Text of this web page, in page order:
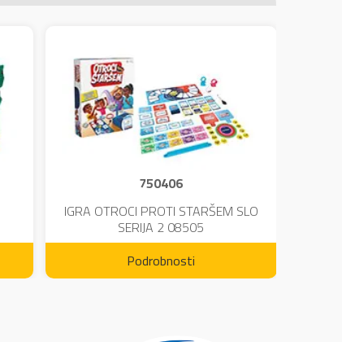
750406
IGRA OTROCI PROTI STARŠEM SLO
SERIJA 2 08505
Podrobnosti